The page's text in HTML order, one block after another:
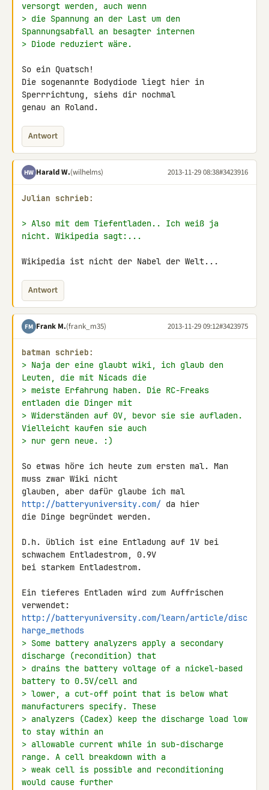
versorgt werden, auch wenn
> die Spannung an der Last um den
Spannungsabfall an besagter internen
> Diode reduziert wäre.
So ein Quatsch!
Die sogenannte Bodydiode liegt hier in
Sperrrichtung, siehs dir nochmal
genau an Roland.
Antwort
HW Harald W.(wilhelms) 2013-11-29 08:38#3423916
Julian schrieb:
> Also mit dem Tiefentladen.. Ich weiß ja
nicht. Wikipedia sagt:...
Wikipedia ist nicht der Nabel der Welt...
Antwort
FM Frank M.(frank_m35) 2013-11-29 09:12#3423975
batman schrieb:
> Naja der eine glaubt wiki, ich glaub den
Leuten, die mit Nicads die
> meiste Erfahrung haben. Die RC-Freaks
entladen die Dinger mit
> Widerständen auf 0V, bevor sie sie aufladen.
Vielleicht kaufen sie auch
> nur gern neue. :)
So etwas höre ich heute zum ersten mal. Man
muss zwar Wiki nicht
http://batteryuniversity.com/ da hier
die Dinge begründet werden.
D.h. üblich ist eine Entladung auf 1V bei
schwachem Entladestrom, 0.9V
bei starkem Entladestrom.
Ein tieferes Entladen wird zum Auffrischen
http://batteryuniversity.com/learn/article/disc
harge_methods
> Some battery analyzers apply a secondary
discharge (recondition) that
> drains the battery voltage of a nickel-based
battery to 0.5V/cell and
> lower, a cut-off point that is below what
manufacturers specify. These
> analyzers (Cadex) keep the discharge load low
to stay within an
> allowable current while in sub-discharge
range. A cell breakdown with a
> weak cell is possible and reconditioning
would cause further